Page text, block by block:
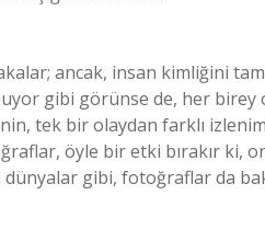
ancak, insan kimliğini
gibi görünse de, her birey
tek bir olaydan farklı
öyle bir etki bırakır ki,
gibi, fotoğraflar da